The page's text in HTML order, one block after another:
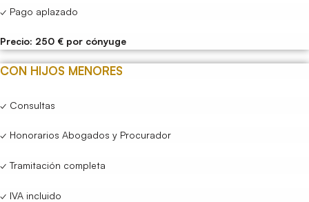
✓ Pago aplazado
Precio: 250 € por cónyuge
CON HIJOS MENORES
✓ Consultas
✓ Honorarios Abogados y Procurador
✓ Tramitación completa
✓ IVA incluido